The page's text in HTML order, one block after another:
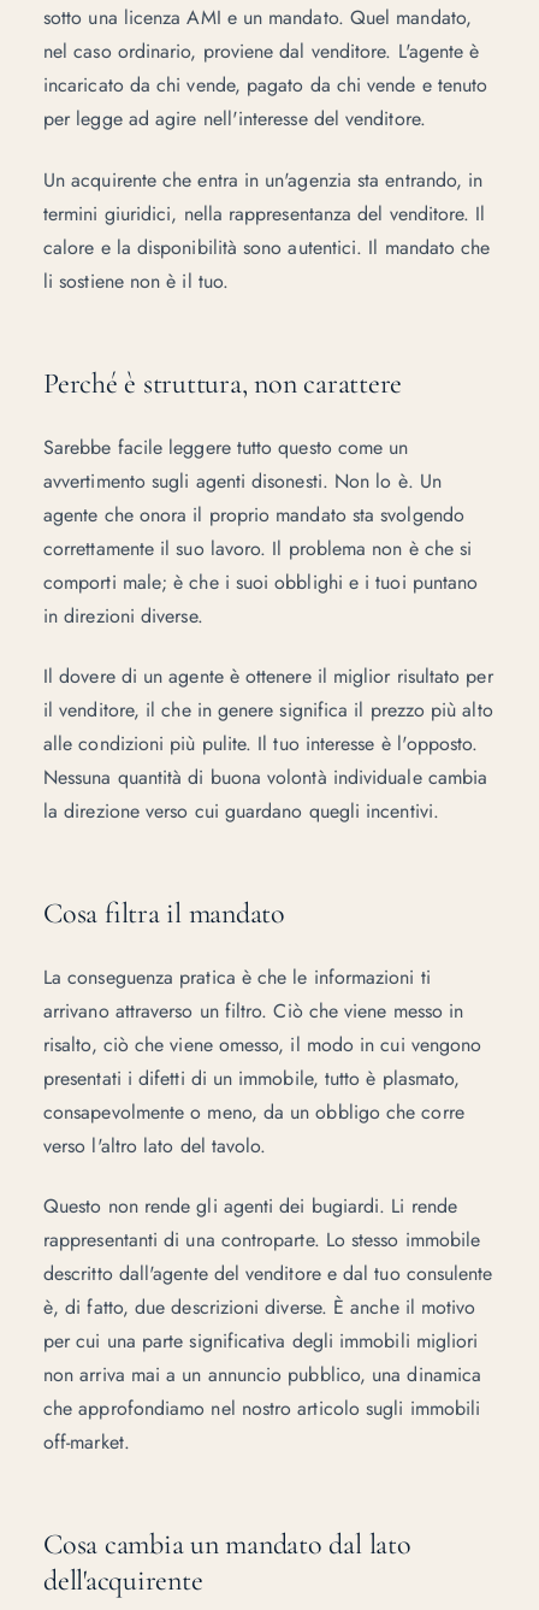
sotto una licenza AMI e un mandato. Quel mandato,
nel caso ordinario, proviene dal venditore. L'agente è
incaricato da chi vende, pagato da chi vende e tenuto
per legge ad agire nell'interesse del venditore.
Un acquirente che entra in un'agenzia sta entrando, in
termini giuridici, nella rappresentanza del venditore. Il
calore e la disponibilità sono autentici. Il mandato che
li sostiene non è il tuo.
Perché è struttura, non carattere
Sarebbe facile leggere tutto questo come un
avvertimento sugli agenti disonesti. Non lo è. Un
agente che onora il proprio mandato sta svolgendo
correttamente il suo lavoro. Il problema non è che si
comporti male; è che i suoi obblighi e i tuoi puntano
in direzioni diverse.
Il dovere di un agente è ottenere il miglior risultato per
il venditore, il che in genere significa il prezzo più alto
alle condizioni più pulite. Il tuo interesse è l'opposto.
Nessuna quantità di buona volontà individuale cambia
la direzione verso cui guardano quegli incentivi.
Cosa filtra il mandato
La conseguenza pratica è che le informazioni ti
arrivano attraverso un filtro. Ciò che viene messo in
risalto, ciò che viene omesso, il modo in cui vengono
presentati i difetti di un immobile, tutto è plasmato,
consapevolmente o meno, da un obbligo che corre
verso l'altro lato del tavolo.
Questo non rende gli agenti dei bugiardi. Li rende
rappresentanti di una controparte. Lo stesso immobile
descritto dall'agente del venditore e dal tuo consulente
è, di fatto, due descrizioni diverse. È anche il motivo
per cui una parte significativa degli immobili migliori
non arriva mai a un annuncio pubblico, una dinamica
che approfondiamo nel nostro articolo sugli immobili
off-market.
Cosa cambia un mandato dal lato
dell'acquirente